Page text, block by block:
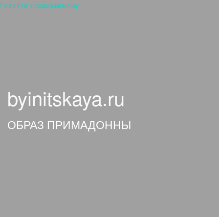
Перейти к содержимому
byinitskaya.ru
ОБРАЗ ПРИМАДОННЫ